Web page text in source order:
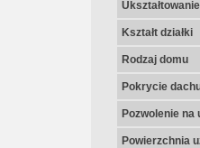
Kształt działki
Rodzaj domu
Pokrycie
Pozwolenie na
Powierzchnia